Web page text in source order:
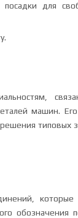
для
машин.
решения типовых
которые
обозначения